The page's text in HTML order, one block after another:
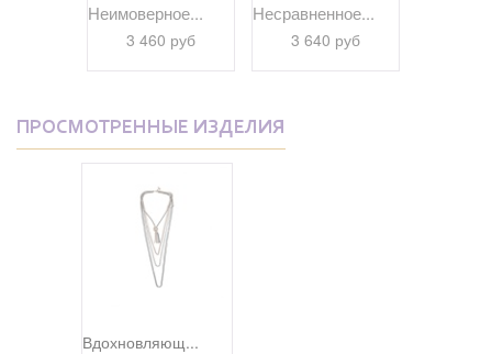
Неимоверное...
3 460 руб
Несравненное...
3 640 руб
ПРОСМОТРЕННЫЕ ИЗДЕЛИЯ
Вдохновляющ...